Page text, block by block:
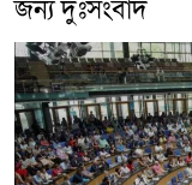
জন্য দুঃসংবাদ